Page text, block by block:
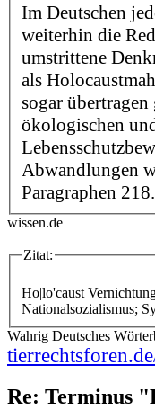
Im Deutschen
weiterhin die
umstrittene
als
sogar
ökologischen
Abwandlungen
Paragraphen 218.
wissen.de
Zitat:
Ho|lo'caust
Nationalsozialismus;
Wahrig Deutsches
Re: Terminus